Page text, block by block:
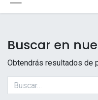
Buscar en
Obtendrás resultados de